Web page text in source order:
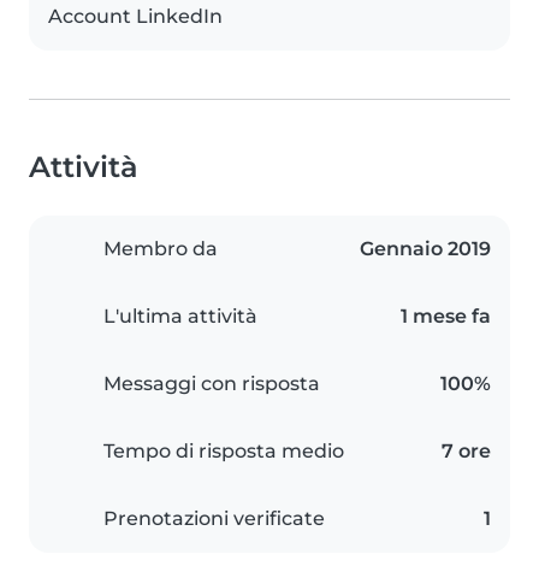
Account LinkedIn
Attività
Membro da Gennaio 2019
L'ultima attività 1 mese fa
Messaggi con risposta 100%
Tempo di risposta medio 7 ore
Prenotazioni verificate 1